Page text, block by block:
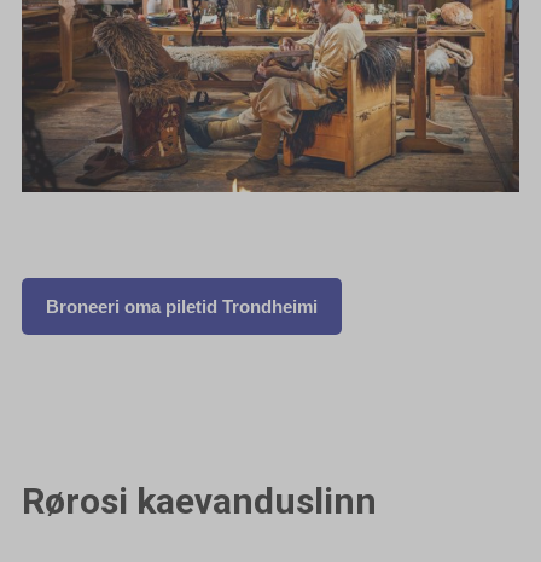
Broneeri oma piletid Trondheimi
Rørosi kaevanduslinn